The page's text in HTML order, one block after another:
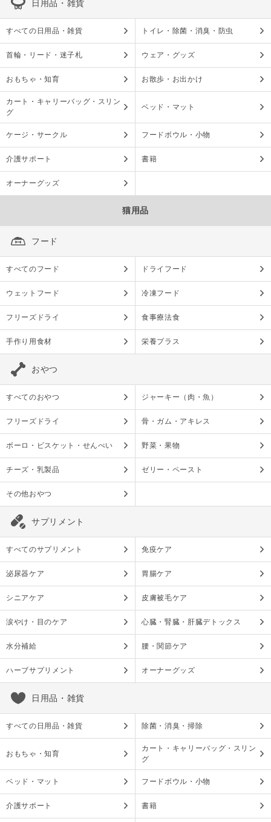
日用品・雑貨
すべての日用品・雑貨 トイレ・除菌・消臭・防虫
首輪・リード・迷子札 ウェア・グッズ
おもちゃ・知育 お散歩・お出かけ
カート・キャリーバッグ・スリン
グ
ベッド・マット
ケージ・サークル フードボウル・小物
介護サポート 書籍
オーナーグッズ
猫用品
フード
すべてのフード ドライフード
ウェットフード 冷凍フード
フリーズドライ 食事療法食
手作り用食材 栄養プラス
おやつ
すべてのおやつ ジャーキー（肉・魚）
フリーズドライ 骨・ガム・アキレス
ボーロ・ビスケット・せんべい 野菜・果物
チーズ・乳製品 ゼリー・ペースト
その他おやつ
サプリメント
すべてのサプリメント 免疫ケア
泌尿器ケア 胃腸ケア
シニアケア 皮膚被毛ケア
涙やけ・目のケア 心臓・腎臓・肝臓デトックス
水分補給 腰・関節ケア
ハーブサプリメント オーナーグッズ
日用品・雑貨
すべての日用品・雑貨 除菌・消臭・掃除
おもちゃ・知育
カート・キャリーバッグ・スリン
グ
ベッド・マット フードボウル・小物
介護サポート 書籍